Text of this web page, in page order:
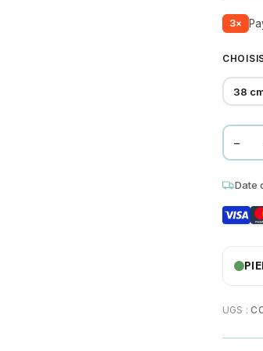
3×
38
quantité
Collier
perles
heishi
bali
−
Date
UGS :